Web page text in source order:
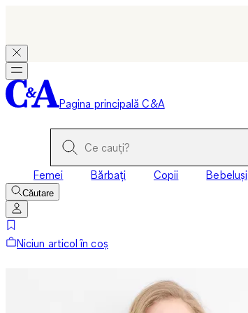
Pagina principală C&A
Femei Bărbați Copii Bebeluși
Căutare
Niciun articol în coș